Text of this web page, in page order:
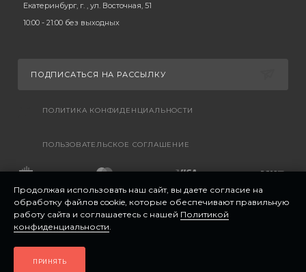
Екатеринбург, г. , ул. Восточная, 51
10:00 - 21:00 без выходных
ПОДПИСАТЬСЯ НА РАССЫЛКУ
ПОЛИТИКА КОНФИДЕНЦИАЛЬНОСТИ
ПОЛЬЗОВАТЕЛЬСКОЕ СОГЛАШЕНИЕ
Продолжая использовать наш сайт, вы даете согласие на
обработку файлов cookie, которые обеспечивают правильную
работу сайта и соглашаетесь с нашей Политикой
конфиденциальности.
ПРИНЯТЬ